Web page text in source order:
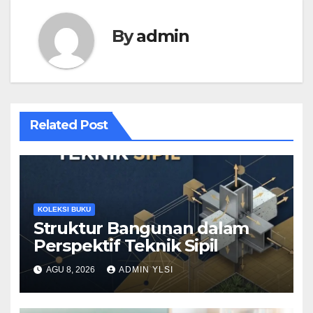
Byadmin
Related Post
KOLEKSI BUKU
Struktur Bangunan dalam
Perspektif Teknik Sipil
AGU 8, 2026 ADMIN YLSI